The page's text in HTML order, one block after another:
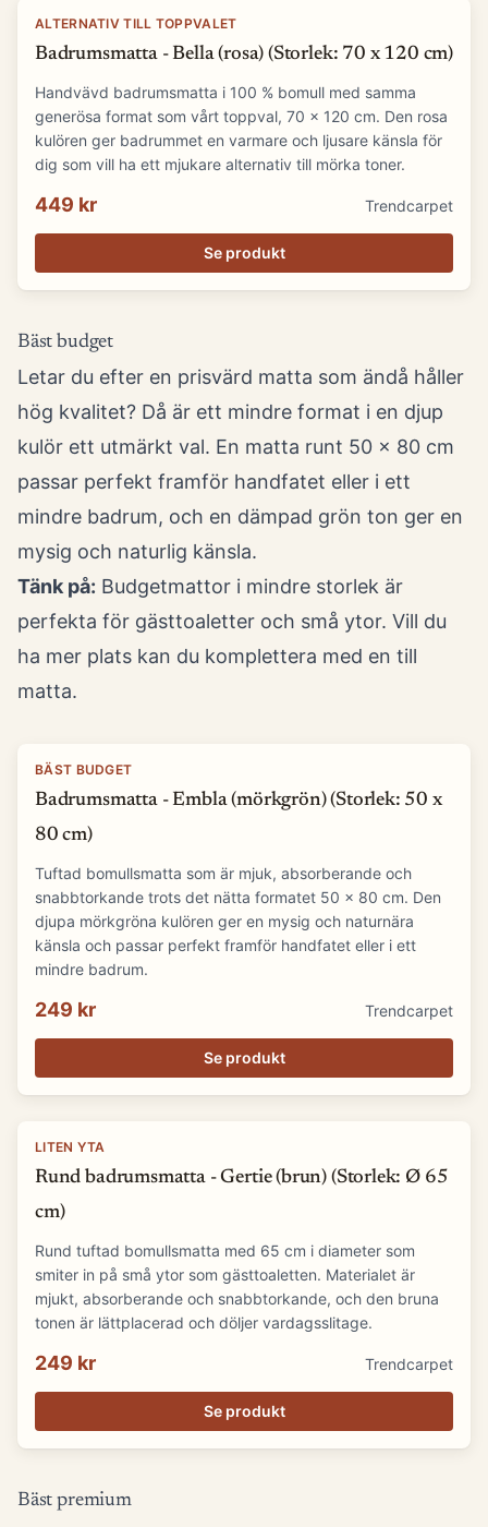
ALTERNATIV TILL TOPPVALET
Badrumsmatta - Bella (rosa) (Storlek: 70 x 120 cm)
Handvävd badrumsmatta i 100 % bomull med samma
generösa format som vårt toppval, 70 x 120 cm. Den rosa
kulören ger badrummet en varmare och ljusare känsla för
dig som vill ha ett mjukare alternativ till mörka toner.
449 kr Trendcarpet
Se produkt
Bäst budget
Letar du efter en prisvärd matta som ändå håller
hög kvalitet? Då är ett mindre format i en djup
kulör ett utmärkt val. En matta runt 50 x 80 cm
passar perfekt framför handfatet eller i ett
mindre badrum, och en dämpad grön ton ger en
mysig och naturlig känsla.
Tänk på: Budgetmattor i mindre storlek är
perfekta för gästtoaletter och små ytor. Vill du
ha mer plats kan du komplettera med en till
matta.
BÄST BUDGET
Badrumsmatta - Embla (mörkgrön) (Storlek: 50 x
80 cm)
Tuftad bomullsmatta som är mjuk, absorberande och
snabbtorkande trots det nätta formatet 50 x 80 cm. Den
djupa mörkgröna kulören ger en mysig och naturnära
känsla och passar perfekt framför handfatet eller i ett
mindre badrum.
249 kr Trendcarpet
Se produkt
LITEN YTA
Rund badrumsmatta - Gertie (brun) (Storlek: Ø 65
cm)
Rund tuftad bomullsmatta med 65 cm i diameter som
smiter in på små ytor som gästtoaletten. Materialet är
mjukt, absorberande och snabbtorkande, och den bruna
tonen är lättplacerad och döljer vardagsslitage.
249 kr Trendcarpet
Se produkt
Bäst premium